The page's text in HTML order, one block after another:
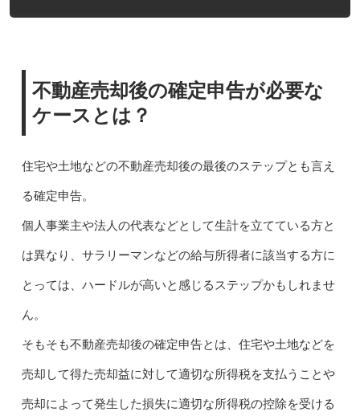
不動産売却後の確定申告が必要な
ケースとは？
住宅や土地などの不動産売却後の最後のステップとも言え
る確定申告。
個人事業主や法人の代表などとして生計を立てている方と
は異なり、サラリーマンなどの給与所得者に該当する方に
とっては、ハードルが高いと感じるステップかもしれませ
ん。
そもそも不動産売却後の確定申告とは、住宅や土地などを
売却して得た売却益に対して適切な所得税を支払うことや
売却によって発生した損失に適切な所得税の控除を受ける